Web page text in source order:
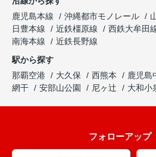
鹿児島本線
沖縄都市モノレール
日豊本線
近鉄橿原線 西鉄大牟田
南海本線
近鉄長野線
駅から探す
那覇空港
大久保 西熊本 鹿児島
網干
安部山公園 尼ヶ辻 大和小
フォローアップ